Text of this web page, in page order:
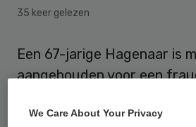
35 keer gelezen
Een 67-jarige Hagenaar is
aangehouden voor een
persoonsgebonden budget
We Care About Your Privacy